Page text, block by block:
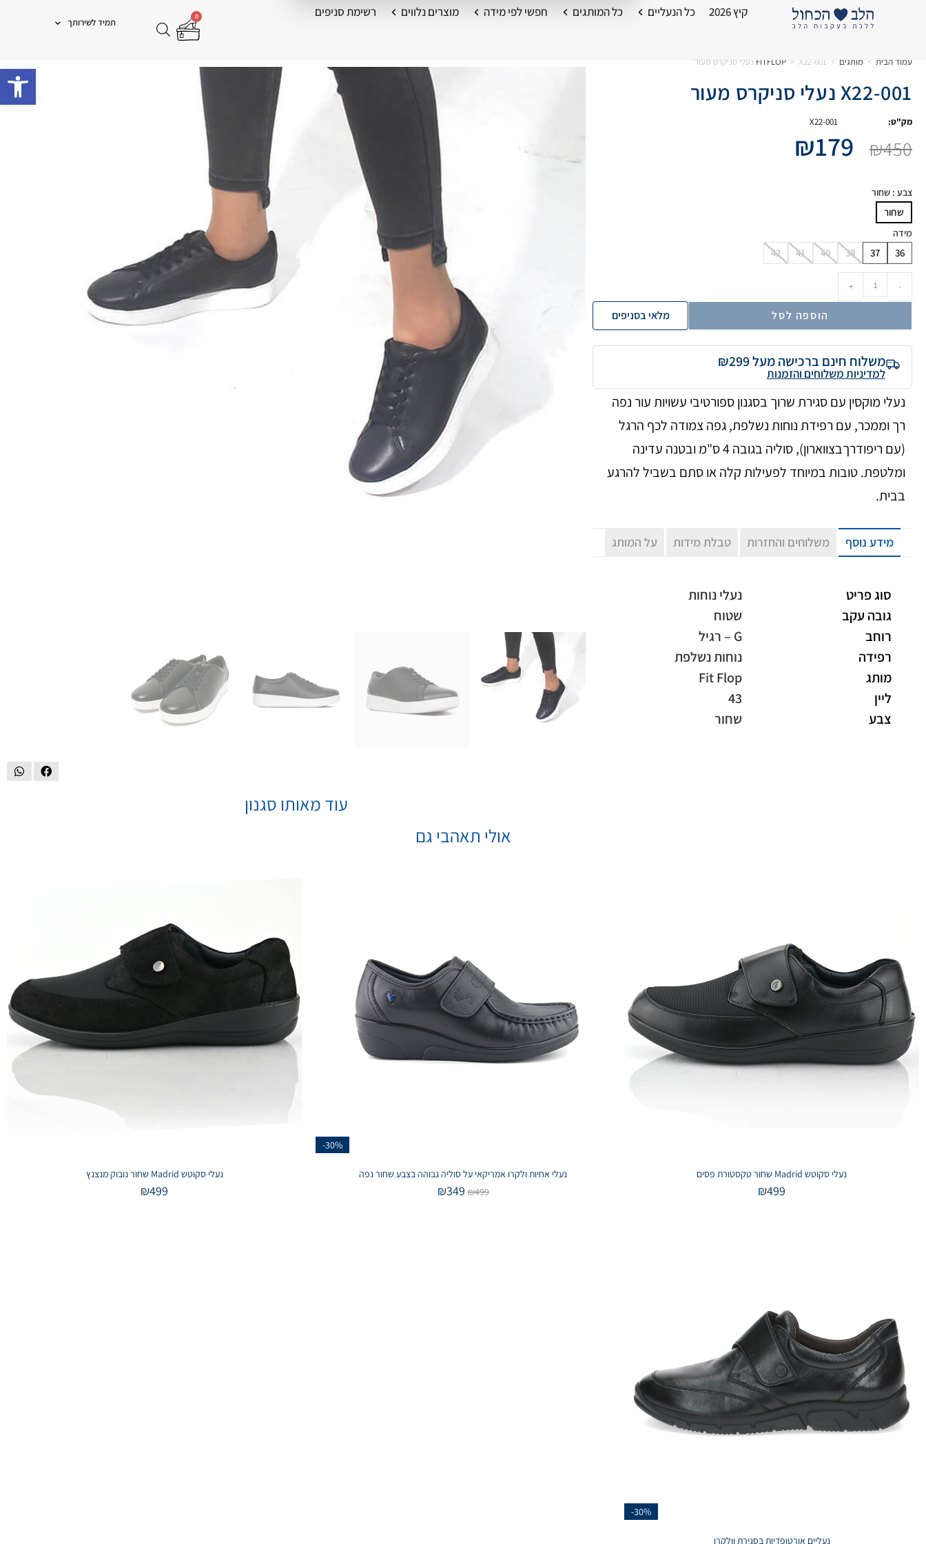
קיץ 2026 כל הנעליים כל המותגים חפשי לפי מידה מוצרים נלווים רשימת סניפים 0
תמיד לשירותך
עמוד הבית > מותגים >
FITFLOP > X22-001 נעלי סניקרס מעור
X22-001 נעלי סניקרס מעור
מק"ט: X22-001
₪450
₪179
צבע : שחור
שחור
מידה
36
37
38
40
41
42
-
+
הוספה לסל מלאי בסניפים
משלוח חינם ברכישה מעל ₪299
למדיניות משלוחים והזמנות
נעלי מוקסין עם סגירת שרוך בסגנון ספורטיבי עשויות עור נפה
רך וממכר, עם רפידת נוחות נשלפת, גפה צמודה לכף הרגל
(עם ריפודרךבצווארון), סוליה בגובה 4 ס"מ ובטנה עדינה
ומלטפת. טובות במיוחד לפעילות קלה או סתם בשביל להרגע
בבית.
מידע נוסף משלוחים והחזרות טבלת מידות על המותג
סוג פריט
נעלי נוחות
גובה עקב
שטוח
רוחב
G – רגיל
רפידה
נוחות נשלפת
מותג
Fit Flop
ליין
43
צבע
שחור
עוד מאותו סגנון
אולי תאהבי גם
נעלי סקוטש Madrid שחור טקסטורת פסים
₪499
-30%
נעלי אחיות ולקרו אמריקאי על סוליה גבוהה בצבע שחור נפה
₪499
₪349
נעלי סקוטש Madrid שחור נובוק מנצנץ
₪499
-30%
נעליים אורטופדיות בסגירת וולקרו